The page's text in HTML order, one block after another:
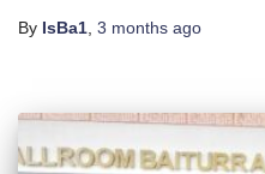
By IsBa1 3 months ago